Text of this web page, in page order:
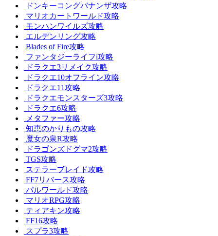
ドンキーコングバナンザ攻略
マリオカートワールド攻略
モンハンワイルズ攻略
エルデンリング攻略
Blades of Fire攻略
ファンタジーライフi攻略
ドラクエ3リメイク攻略
ドラクエ10オフライン攻略
ドラクエ11攻略
ドラクエモンスターズ3攻略
ドラクエ6攻略
メタファー攻略
知恵のかりもの攻略
魔女の泉R攻略
ドラゴンズドグマ2攻略
TGS攻略
ステラーブレイド攻略
FF7リバース攻略
パルワールド攻略
マリオRPG攻略
ティアキン攻略
FF16攻略
スプラ3攻略